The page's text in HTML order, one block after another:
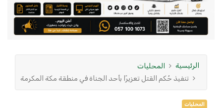
الرئيسية
المحليات
تنفيذ حُكم القتل تعزيرًا بأحد الجناة في منطقة مكة المكرمة
المحليات